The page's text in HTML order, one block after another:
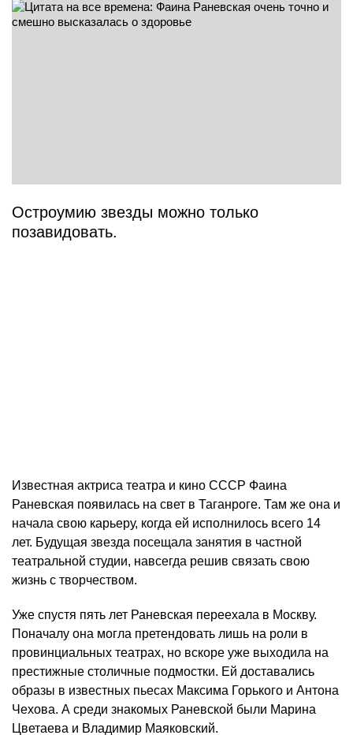
Остроумию звезды можно только
позавидовать.
Известная актриса театра и кино СССР Фаина
Раневская появилась на свет в Таганроге. Там же она и
начала свою карьеру, когда ей исполнилось всего 14
лет. Будущая звезда посещала занятия в частной
театральной студии, навсегда решив связать свою
жизнь с творчеством.
Уже спустя пять лет Раневская переехала в Москву.
Поначалу она могла претендовать лишь на роли в
провинциальных театрах, но вскоре уже выходила на
престижные столичные подмостки. Ей доставались
образы в известных пьесах Максима Горького и Антона
Чехова. А среди знакомых Раневской были Марина
Цветаева и Владимир Маяковский.